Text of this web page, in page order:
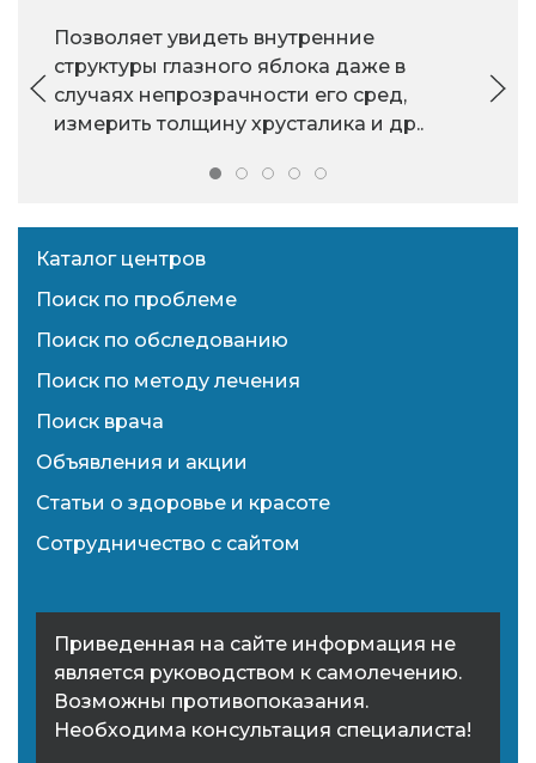
Позволяет увидеть внутренние
структуры глазного яблока даже в
случаях непрозрачности его сред,
измерить толщину хрусталика и др..
Каталог центров
Поиск по проблеме
Поиск по обследованию
Поиск по методу лечения
Поиск врача
Объявления и акции
Статьи о здоровье и красоте
Сотрудничество с сайтом
Приведенная на сайте информация не
является руководством к самолечению.
Возможны противопоказания.
Необходима консультация специалиста!